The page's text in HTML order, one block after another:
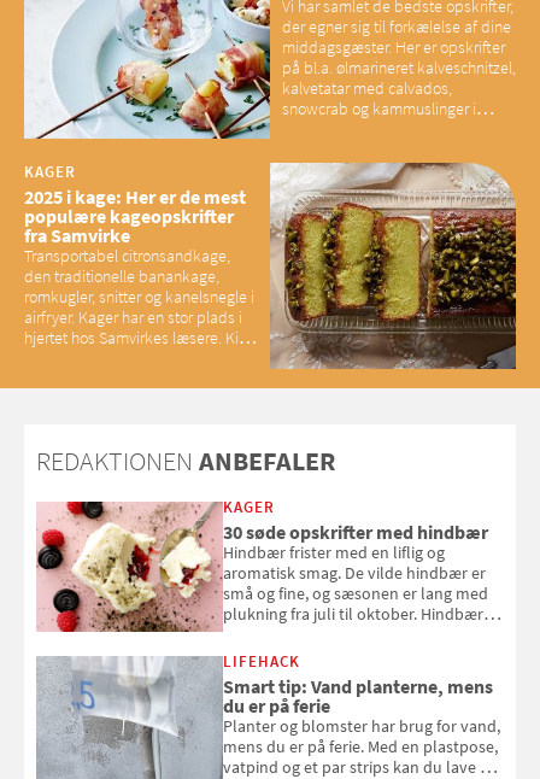
Vi har samlet de bedste opskrifter,
der egner sig til forkælelse af dine
middagsgæster. Her er opskrifter
på bl.a. ølmarineret kalveschnitzel,
kalvetatar med calvados,
snowcrab og kammuslinger i
KAGER
2025 i kage: Her er de mest
populære kageopskrifter
fra Samvirke
Transportabel citronsandkage,
den traditionelle banankage,
romkugler, snitter og kanelsnegle i
airfryer. Kager har en stor plads i
hjertet hos Samvirkes læsere. Kig
REDAKTIONEN ANBEFALER
KAGER
30 søde opskrifter med hindbær
Hindbær frister med en liflig og
aromatisk smag. De vilde hindbær er
små og fine, og sæsonen er lang med
plukning fra juli til oktober. Hindbær
kan bruge dine hindbær i alt fra
bagværk og salater til is og syltning.
LIFEHACK
Smart tip: Vand planterne, mens
du er på ferie
Planter og blomster har brug for vand,
mens du er på ferie. Med en plastpose,
vatpind og et par strips kan du lave dit